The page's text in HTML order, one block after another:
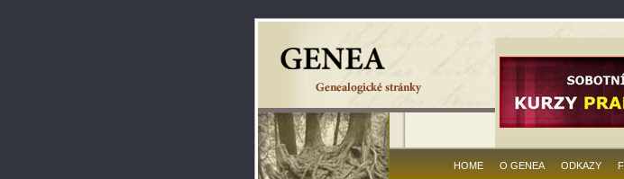
HOME O GENEA ODKAZY